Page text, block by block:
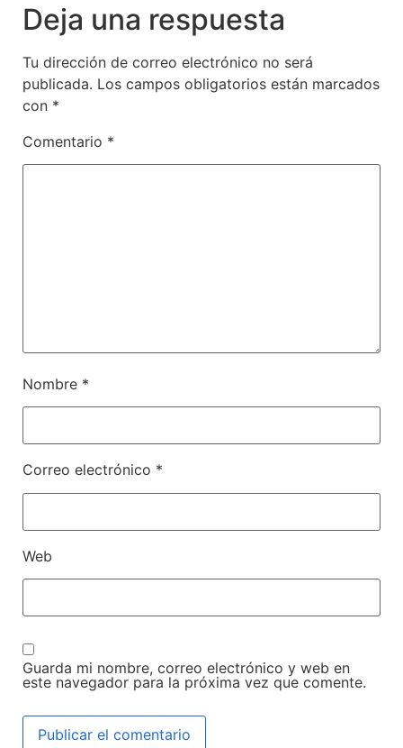
Deja una respuesta
Tu dirección de correo electrónico no será
publicada. Los campos obligatorios están marcados
con *
Comentario *
Nombre *
Correo electrónico *
Web
Guarda mi nombre, correo electrónico y web en
este navegador para la próxima vez que comente.